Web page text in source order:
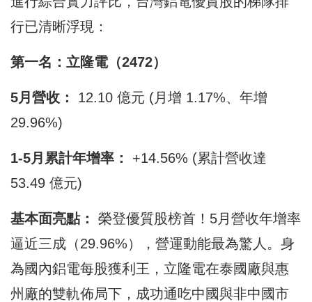
行已清晰浮現：
第一名：立隆電（2472）
5月營收：
12.10 億元 (月增 1.17%、年增
29.96%)
1-5月累計年增率：
+14.56% (累計營收達
53.49 億元)
基本面亮點：
榮登優質股榜首！5月營收年增率
逼近三成（29.96%），營運動能最為驚人。身
為國內鋁電每股獲利王，立隆電在泰國廠與惠
州廠的雙軌佈局下，成功通吃中國與非中國市